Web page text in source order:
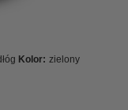
Kolor: zielony